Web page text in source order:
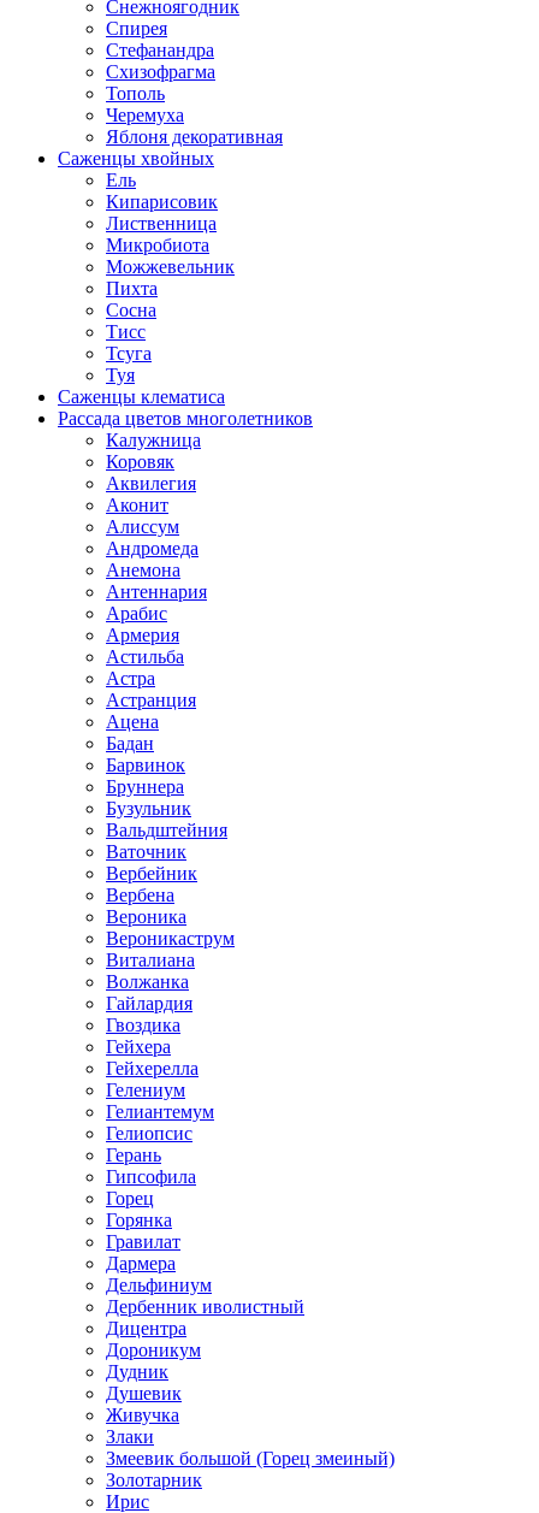
Снежноягодник
Спирея
Стефанандра
Схизофрагма
Тополь
Черемуха
Яблоня декоративная
Саженцы хвойных
Ель
Кипарисовик
Лиственница
Микробиота
Можжевельник
Пихта
Сосна
Тисс
Тсуга
Туя
Саженцы клематиса
Рассада цветов многолетников
Калужница
Коровяк
Аквилегия
Аконит
Алиссум
Андромеда
Анемона
Антеннария
Арабис
Армерия
Астильба
Астра
Астранция
Ацена
Бадан
Барвинок
Бруннера
Бузульник
Вальдштейния
Ваточник
Вербейник
Вербена
Вероника
Вероникаструм
Виталиана
Волжанка
Гайлардия
Гвоздика
Гейхера
Гейхерелла
Гелениум
Гелиантемум
Гелиопсис
Герань
Гипсофила
Горец
Горянка
Гравилат
Дармера
Дельфиниум
Дербенник иволистный
Дицентра
Дороникум
Дудник
Душевик
Живучка
Злаки
Змеевик большой (Горец змеиный)
Золотарник
Ирис